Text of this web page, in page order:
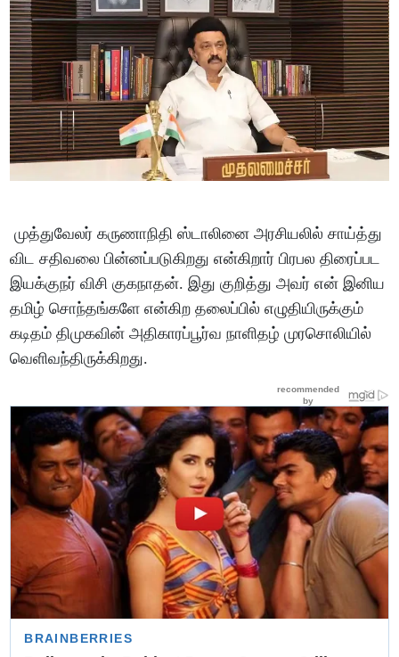
முத்துவேலர் கருணாநிதி ஸ்டாலினை அரசியலில் சாய்த்து
விட சதிவலை பின்னப்படுகிறது என்கிறார் பிரபல திரைப்பட
இயக்குநர் விசி குகநாதன். இது குறித்து அவர் என் இனிய
தமிழ் சொந்தங்களே என்கிற தலைப்பில் எழுதியிருக்கும்
கடிதம் திமுகவின் அதிகாரப்பூர்வ நாளிதழ் முரசொலியில்
வெளிவந்திருக்கிறது.